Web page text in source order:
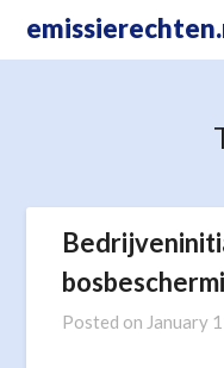
Posted on January